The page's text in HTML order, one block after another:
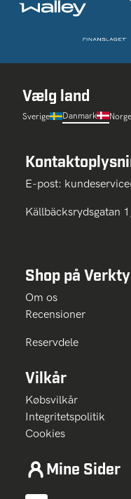
Vælg land
Sverige Danmark Norge
E-post:
Källbäcksrydsgatan
Shop på
Om os
Recensioner
Reservdele
Vilkår
Købsvilkår
Integritetspolitik
Cookies
Mine Sider